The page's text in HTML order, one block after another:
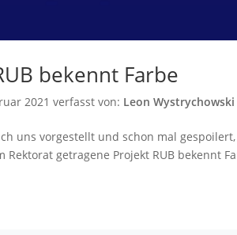
bekennt Farbe
2021 verfasst von: Leon Wystrychowski
uns vorgestellt und schon mal
Rektorat getragene Projekt RUB bekennt